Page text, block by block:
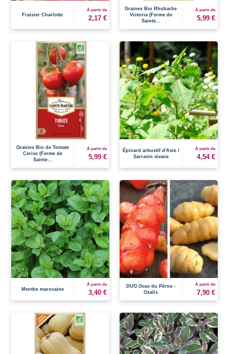
Fraisier Charlotte
À partir de
2,17 €
Graines Bio Rhubarbe
Victoria (Ferme de
Sainte...
À partir de
5,99 €
Graines Bio de Tomate
Cerise (Ferme de
Sainte...
À partir de
5,99 €
Épinard arbustif d'Asie /
Sarrasin vivace
À partir de
4,54 €
Menthe marocaine
À partir de
3,40 €
DUO Ocas du Pérou -
Oxalis
À partir de
7,90 €